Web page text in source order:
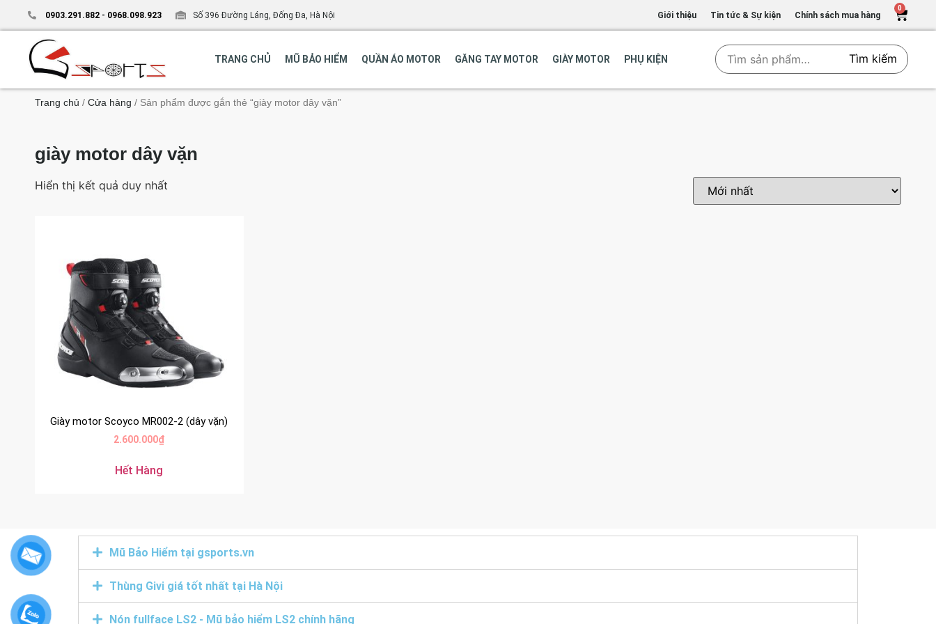
0903.291.882 - 0968.098.923 Số 396 Đường Láng, Đống Đa, Hà Nội Giới thiệu Tin tức & Sự kiện Chính sách mua hàng
0
TRANG CHỦ MŨ BẢO HIỂM QUẦN ÁO MOTOR GĂNG TAY MOTOR GIÀY MOTOR PHỤ KIỆN Tìm kiếm
Trang chủ / Cửa hàng / Sản phẩm được gắn thẻ “giày motor dây vặn”
giày motor dây vặn
Hiển thị kết quả duy nhất
Giày motor Scoyco MR002-2 (dây vặn)
2.600.000₫
Hết Hàng
Mũ Bảo Hiểm tại gsports.vn
Thùng Givi giá tốt nhất tại Hà Nội
Nón fullface LS2 - Mũ bảo hiểm LS2 chính hãng